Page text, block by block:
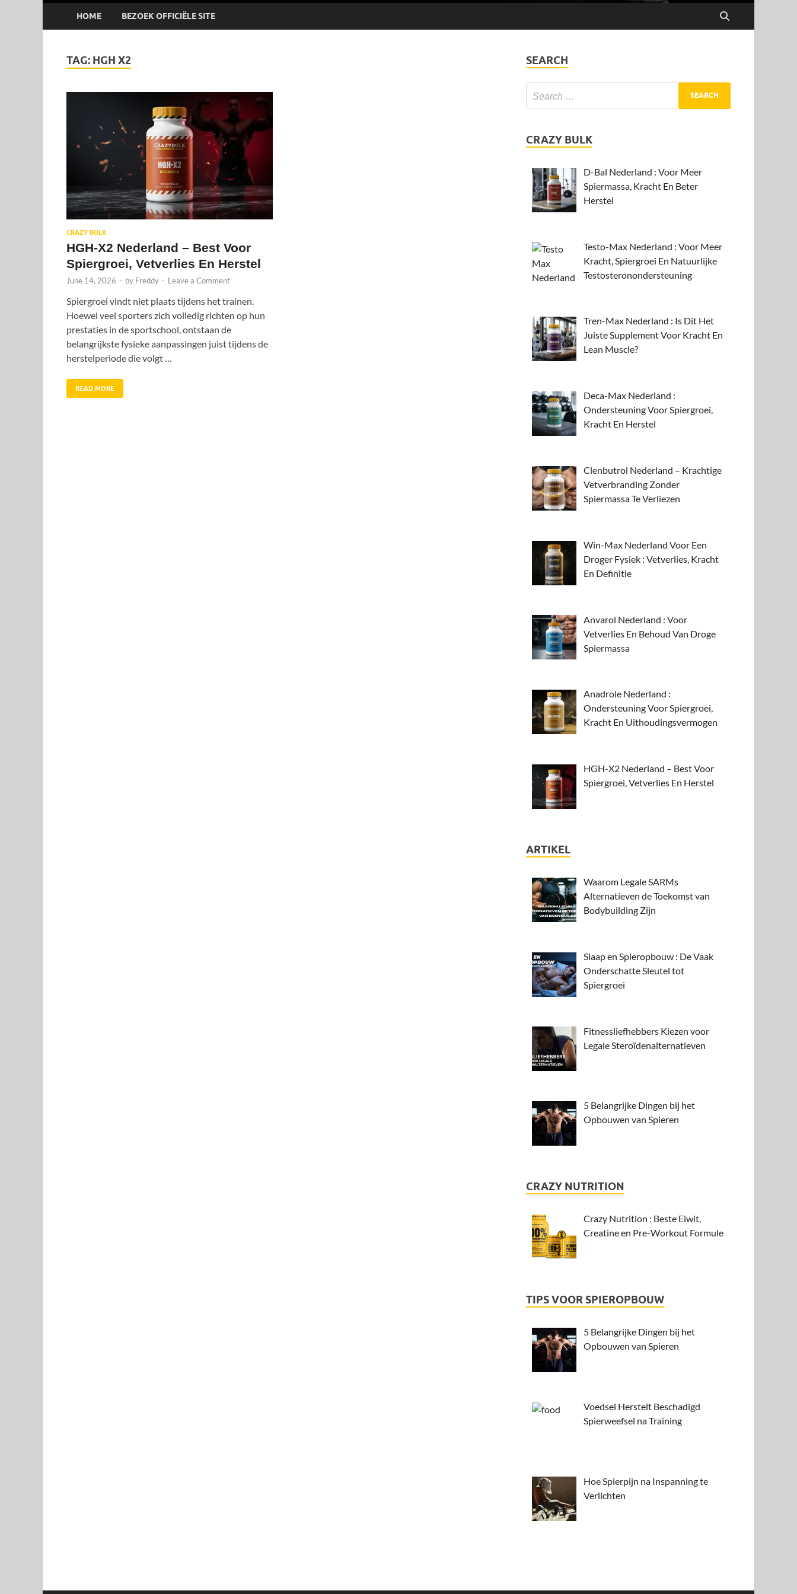
HOME BEZOEK OFFICIËLE SITE
TAG: HGH X2
CRAZY BULK
HGH-X2 Nederland – Best Voor
Spiergroei, Vetverlies En Herstel
June 14, 2026 - by Freddy - Leave a Comment
Spiergroei vindt niet plaats tijdens het trainen.
Hoewel veel sporters zich volledig richten op hun
prestaties in de sportschool, ontstaan de
belangrijkste fysieke aanpassingen juist tijdens de
herstelperiode die volgt …
READ MORE
SEARCH
CRAZY BULK
D-Bal Nederland : Voor Meer
Spiermassa, Kracht En Beter
Herstel
Testo-Max Nederland : Voor Meer
Kracht, Spiergroei En Natuurlijke
Testosteronondersteuning
Tren-Max Nederland : Is Dit Het
Juiste Supplement Voor Kracht En
Lean Muscle?
Deca-Max Nederland :
Ondersteuning Voor Spiergroei,
Kracht En Herstel
Clenbutrol Nederland – Krachtige
Vetverbranding Zonder
Spiermassa Te Verliezen
Win-Max Nederland Voor Een
Droger Fysiek : Vetverlies, Kracht
En Definitie
Anvarol Nederland : Voor
Vetverlies En Behoud Van Droge
Spiermassa
Anadrole Nederland :
Ondersteuning Voor Spiergroei,
Kracht En Uithoudingsvermogen
HGH-X2 Nederland – Best Voor
Spiergroei, Vetverlies En Herstel
ARTIKEL
Waarom Legale SARMs
Alternatieven de Toekomst van
Bodybuilding Zijn
Slaap en Spieropbouw : De Vaak
Onderschatte Sleutel tot
Spiergroei
Fitnessliefhebbers Kiezen voor
Legale Steroïdenalternatieven
5 Belangrijke Dingen bij het
Opbouwen van Spieren
CRAZY NUTRITION
Crazy Nutrition : Beste Eiwit,
Creatine en Pre-Workout Formule
TIPS VOOR SPIEROPBOUW
5 Belangrijke Dingen bij het
Opbouwen van Spieren
Voedsel Herstelt Beschadigd
Spierweefsel na Training
Hoe Spierpijn na Inspanning te
Verlichten